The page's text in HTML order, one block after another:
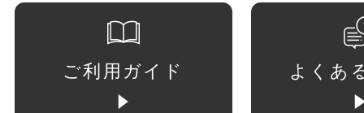
ご利用ガイド よくあ